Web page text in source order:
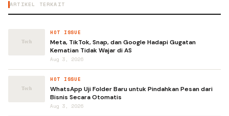
ARTIKEL TERKAIT
HOT ISSUE
Meta, TikTok, Snap, dan Google Hadapi Gugatan
Kematian Tidak Wajar di AS
Aug 3, 2026
HOT ISSUE
WhatsApp Uji Folder Baru untuk Pindahkan Pesan dari
Bisnis Secara Otomatis
Aug 3, 2026